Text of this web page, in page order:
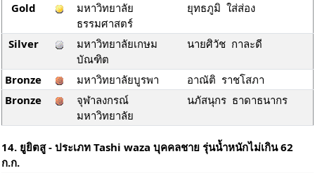
Gold
มหาวิทยาลัย
ธรรมศาสตร์
ยุทธภูมิ ใส่ส่อง
Silver
มหาวิทยาลัยเกษม
บัณฑิต
นายศิวัช กาละดี
Bronze มหาวิทยาลัยบูรพา
อาณัติ ราชโสภา
Bronze
จุฬาลงกรณ์
มหาวิทยาลัย
นภัสนุกร ธาดาธนากร
14. ยูยิตสู - ประเภท Tashi waza บุคคลชาย รุ่นน้ำหนักไม่เกิน 62
ก.ก.